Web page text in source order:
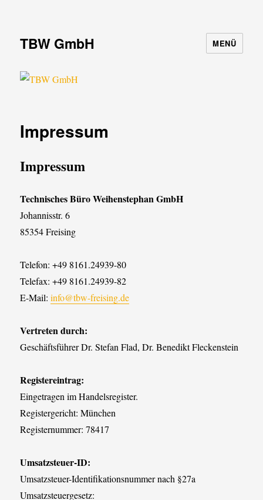
TBW GmbH MENÜ
Impressum
Impressum
Technisches Büro Weihenstephan GmbH
Johannisstr. 6
85354 Freising
Telefon: +49 8161.24939-80
Telefax: +49 8161.24939-82
E-Mail:info@tbw-freising.de
Vertreten durch:
Geschäftsführer Dr. Stefan Flad, Dr. Benedikt Fleckenstein
Registereintrag:
Eingetragen im Handelsregister.
Registergericht: München
Registernummer: 78417
Umsatzsteuer-ID:
Umsatzsteuer-Identifikationsnummer nach §27a
Umsatzsteuergesetz: